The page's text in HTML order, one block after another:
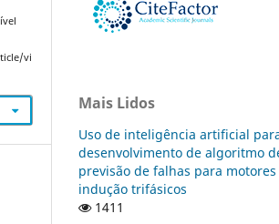
vi
Mais Lidos
Uso de inteligência artificial
desenvolvimento de algoritmo
previsão de falhas para
indução trifásicos
1411